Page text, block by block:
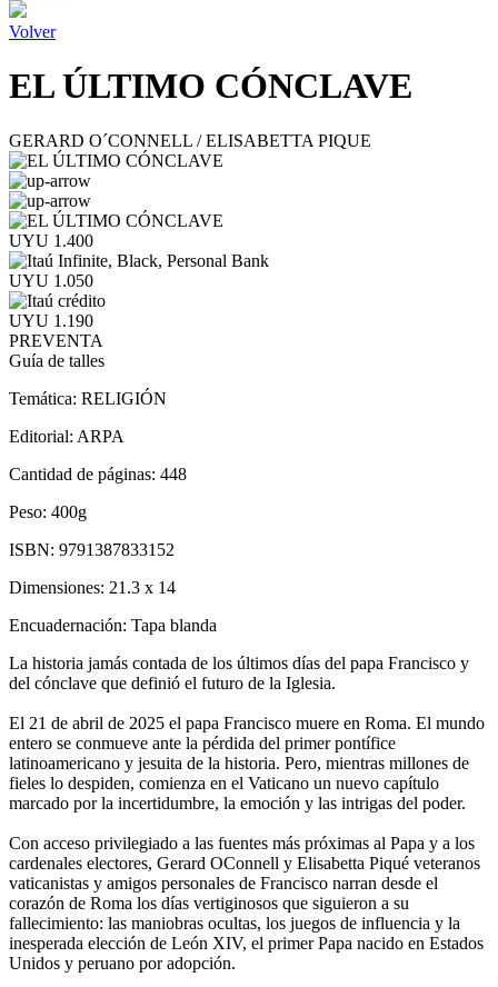
Volver
EL ÚLTIMO CÓNCLAVE
GERARD O´CONNELL / ELISABETTA PIQUE
UYU 1.400
UYU 1.050
UYU 1.190
PREVENTA
Guía de talles
Temática: RELIGIÓN
Editorial: ARPA
Cantidad de páginas: 448
Peso: 400g
ISBN: 9791387833152
Dimensiones: 21.3 x 14
Encuadernación: Tapa blanda
La historia jamás contada de los últimos días del papa Francisco y
del cónclave que definió el futuro de la Iglesia.
El 21 de abril de 2025 el papa Francisco muere en Roma. El mundo
entero se conmueve ante la pérdida del primer pontífice
latinoamericano y jesuita de la historia. Pero, mientras millones de
fieles lo despiden, comienza en el Vaticano un nuevo capítulo
marcado por la incertidumbre, la emoción y las intrigas del poder.
Con acceso privilegiado a las fuentes más próximas al Papa y a los
cardenales electores, Gerard OConnell y Elisabetta Piqué veteranos
vaticanistas y amigos personales de Francisco narran desde el
corazón de Roma los días vertiginosos que siguieron a su
fallecimiento: las maniobras ocultas, los juegos de influencia y la
inesperada elección de León XIV, el primer Papa nacido en Estados
Unidos y peruano por adopción.